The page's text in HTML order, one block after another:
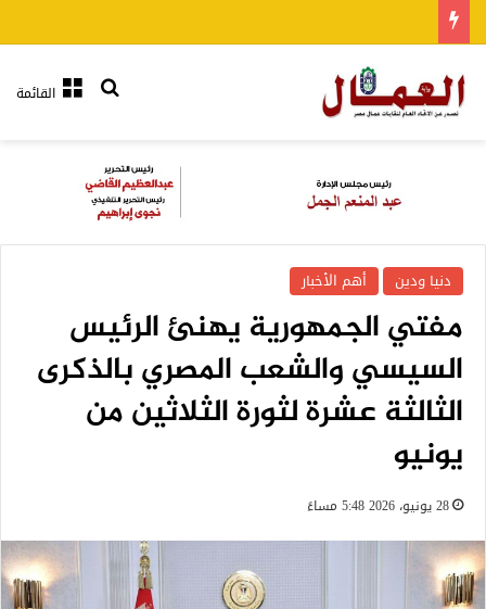
القائمةبحث عن
دنيا ودين أهم الأخبار
مفتي الجمهورية يهنئ الرئيس
السيسي والشعب المصري بالذكرى
الثالثة عشرة لثورة الثلاثين من
يونيو
28 يونيو، 2026 5:48 مساءً